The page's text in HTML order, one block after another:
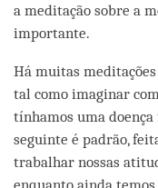
a meditação sobre a
importante.
Há muitas
tal como imaginar
tínhamos uma
seguinte é padrão,
trabalhar nossas
enquanto ainda